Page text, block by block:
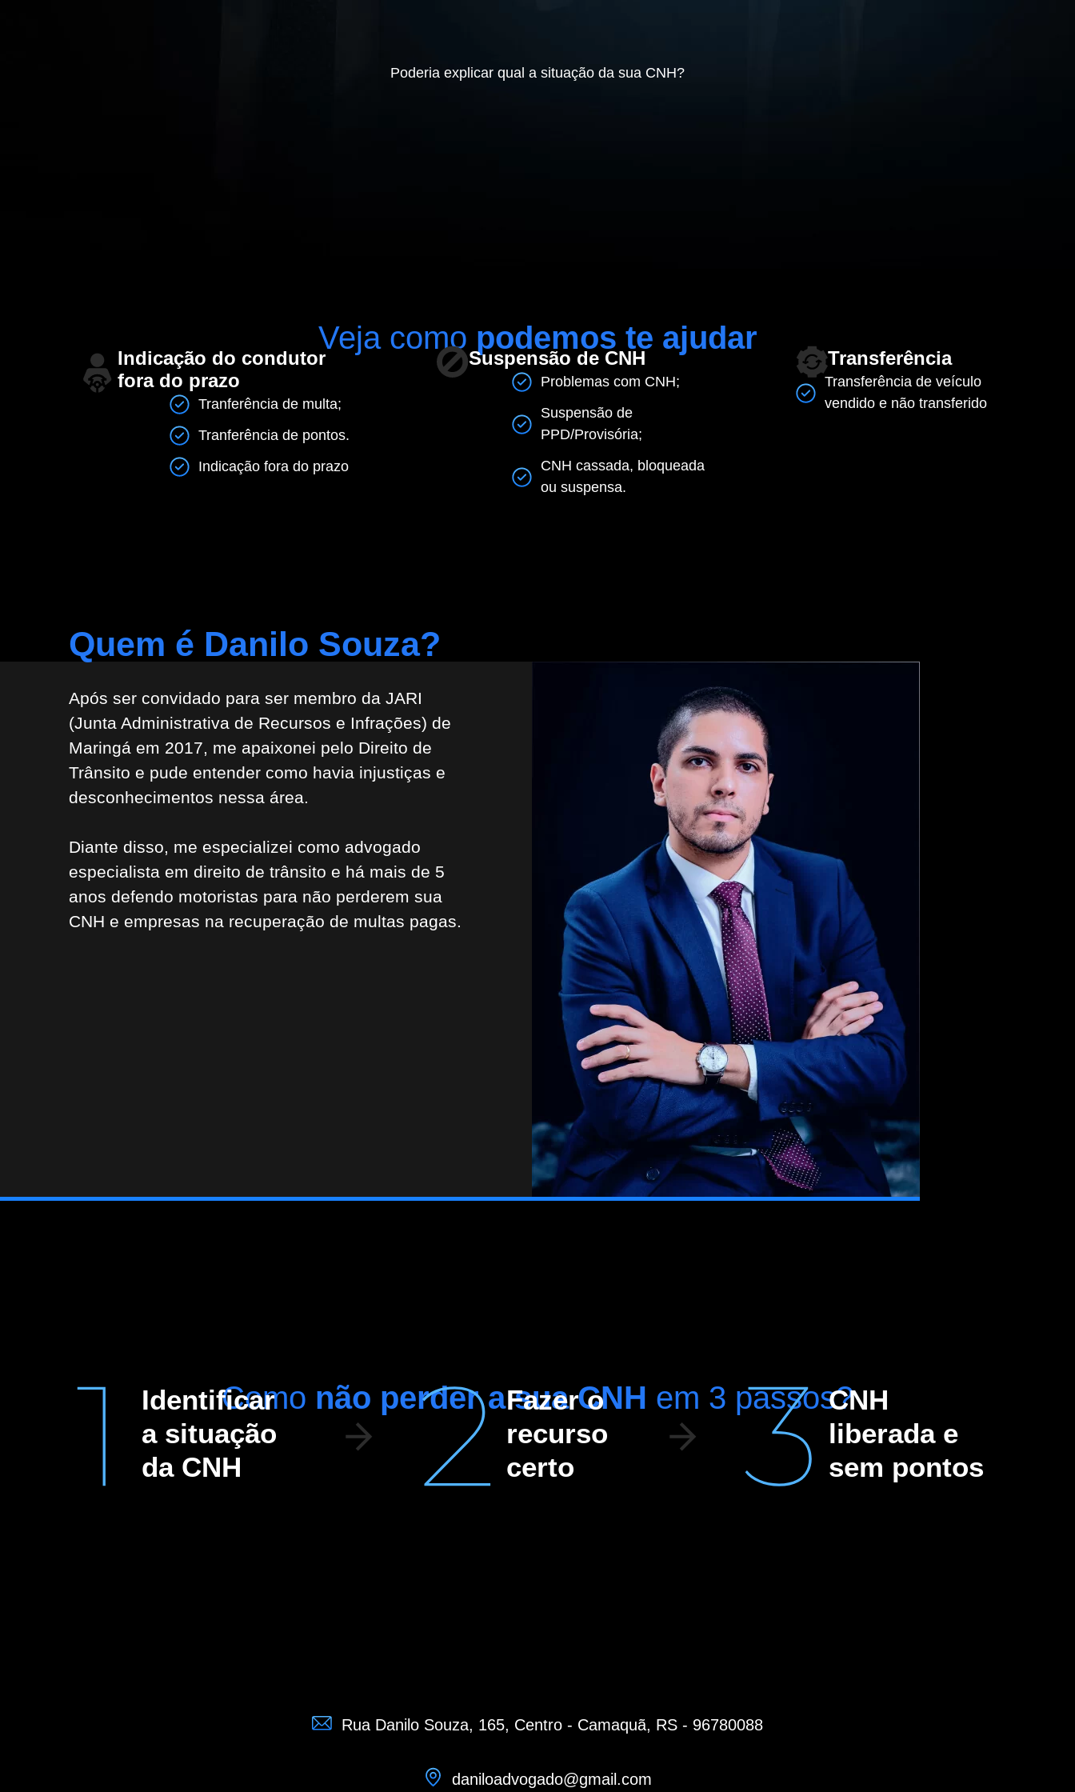
Poderia explicar qual a situação da sua CNH?
Veja como podemos te ajudar
Indicação do condutor
fora do prazo
Tranferência de multa;
Tranferência de pontos.
Indicação fora do prazo
Suspensão de CNH
Problemas com CNH;
Suspensão de
PPD/Provisória;
CNH cassada, bloqueada
ou suspensa.
Transferência
Transferência de veículo
vendido e não transferido
Quem é Danilo Souza?
Após ser convidado para ser membro da JARI
(Junta Administrativa de Recursos e Infrações) de
Maringá em 2017, me apaixonei pelo Direito de
Trânsito e pude entender como havia injustiças e
desconhecimentos nessa área.
Diante disso, me especializei como advogado
especialista em direito de trânsito e há mais de 5
anos defendo motoristas para não perderem sua
CNH e empresas na recuperação de multas pagas.
Como não perder a sua CNH em 3 passos?
Identificar
a situação
da CNH
Fazer o
recurso
certo
CNH
liberada e
sem pontos
Rua Danilo Souza, 165, Centro - Camaquã, RS - 96780088
daniloadvogado@gmail.com